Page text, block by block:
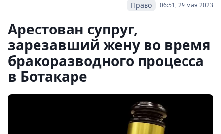
06:51, 29 мая 2023
Право
Арестован супруг,
зарезавший жену во время
бракоразводного процесса
в Ботакаре